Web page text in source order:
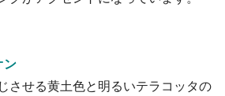
ン
させる黄土色と明るいテラコッタの